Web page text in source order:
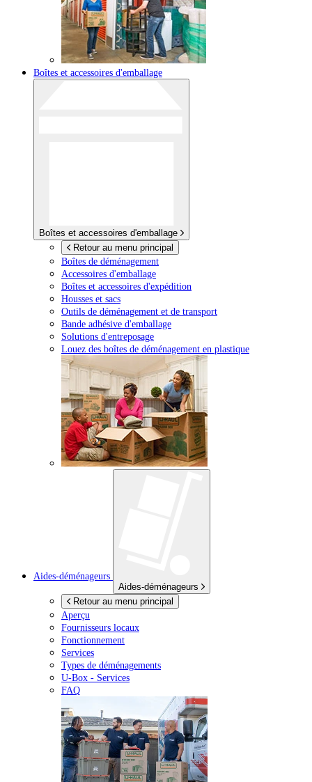
Boîtes et accessoires d'emballage
Boîtes et accessoires d'emballage
Retour au menu principal
Boîtes de déménagement
Accessoires d'emballage
Boîtes et accessoires d'expédition
Housses et sacs
Outils de déménagement et de transport
Bande adhésive d'emballage
Solutions d'entreposage
Louez des boîtes de déménagement en plastique
Aides-déménageurs
Aides-déménageurs
Retour au menu principal
Aperçu
Fournisseurs locaux
Fonctionnement
Services
Types de déménagements
U-Box - Services
FAQ